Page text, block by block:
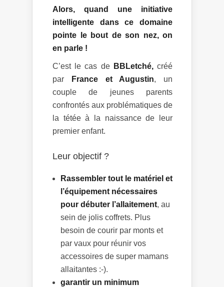
Alors, quand une initiative
intelligente dans ce domaine
pointe le bout de son nez, on
en parle !
C’est le cas de BBLetché,créé
par
France et Augustin, un
couple de jeunes parents
confrontés aux problématiques de
la tétée à la naissance de leur
premier enfant.
Leur objectif ?
Rassembler tout le matériel et
l’équipement nécessaires
pour débuter l’allaitement, au
sein de jolis coffrets. Plus
besoin de courir par monts et
par vaux pour réunir vos
accessoires de super mamans
allaitantes :-).
garantir un minimum